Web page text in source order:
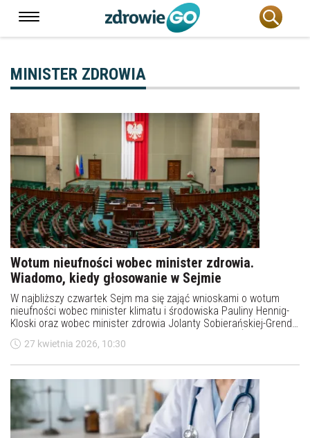
MINISTER ZDROWIA
Wotum nieufności wobec minister zdrowia.
Wiadomo, kiedy głosowanie w Sejmie
W najbliższy czwartek Sejm ma się zająć wnioskami o wotum
nieufności wobec minister klimatu i środowiska Pauliny Hennig-
Kloski oraz wobec minister zdrowia Jolanty Sobierańskiej-Grendy.
Ich odwołania domaga się m.in. PiS. Szefowych MKiŚ i MZ broni
premier Donald Tusk.
27 kwietnia 2026, 10:30